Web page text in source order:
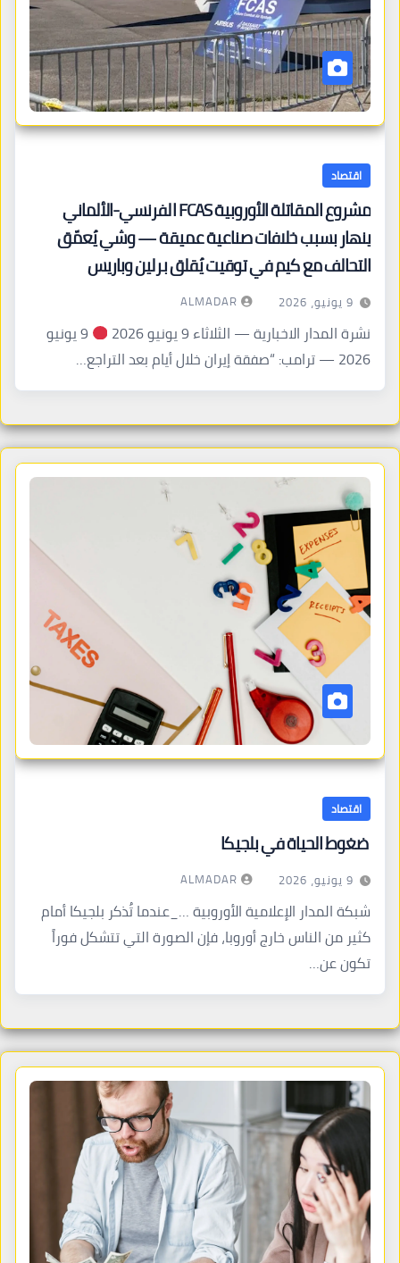
اقتصاد
مشروع المقاتلة الأوروبية FCAS الفرنسي-الألماني
ينهار بسبب خلافات صناعية عميقة — وشي يُعمّق
التحالف مع كيم في توقيت يُقلق برلين وباريس
9 يونيو، 2026 ALMADAR
نشرة المدار الاخبارية — الثلاثاء 9 يونيو 2026
9 يونيو
2026 — ترامب: “صفقة إيران خلال أيام بعد التراجع…
اقتصاد
ضغوط الحياة في بلجيكا
9 يونيو، 2026 ALMADAR
شبكة المدار الإعلامية الأوروبية …_عندما تُذكر بلجيكا أمام
كثير من الناس خارج أوروبا، فإن الصورة التي تتشكل فوراً
تكون عن…